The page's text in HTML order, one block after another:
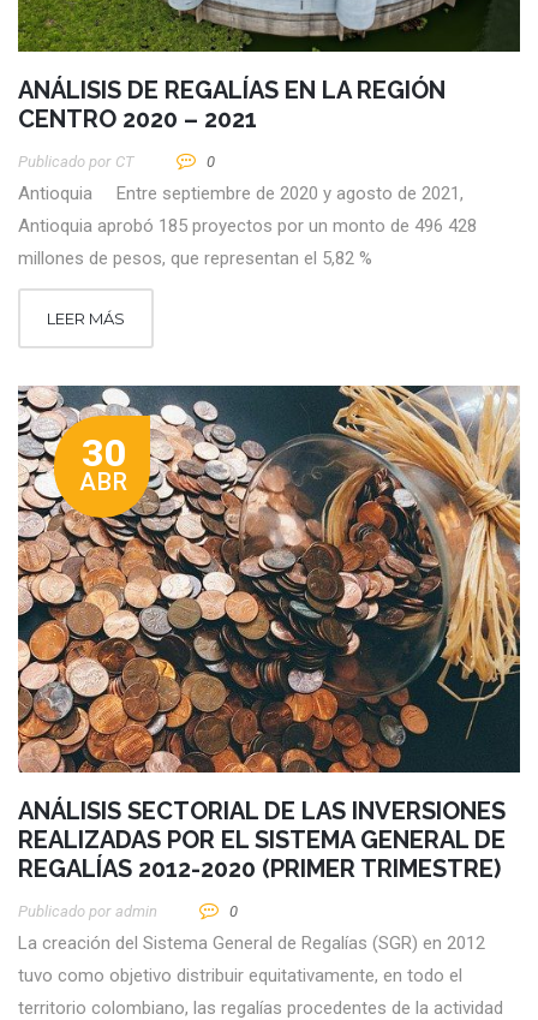
ANÁLISIS DE REGALÍAS EN LA REGIÓN
CENTRO 2020 – 2021
Publicado por CT 0
Antioquia Entre septiembre de 2020 y agosto de 2021,
Antioquia aprobó 185 proyectos por un monto de 496 428
millones de pesos, que representan el 5,82 %
LEER MÁS
30
ABR
ANÁLISIS SECTORIAL DE LAS INVERSIONES
REALIZADAS POR EL SISTEMA GENERAL DE
REGALÍAS 2012-2020 (PRIMER TRIMESTRE)
Publicado por Admin 0
La creación del Sistema General de Regalías (SGR) en 2012
tuvo como objetivo distribuir equitativamente, en todo el
territorio colombiano, las regalías procedentes de la actividad